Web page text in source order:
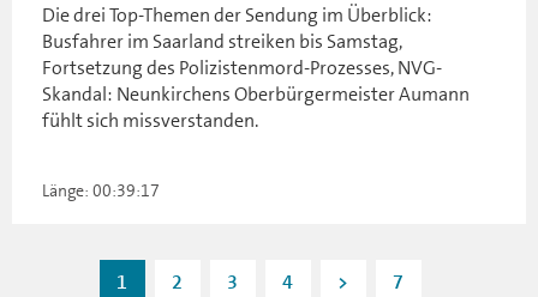
Die drei Top-Themen der Sendung im Überblick:
Busfahrer im Saarland streiken bis Samstag,
Fortsetzung des Polizistenmord-Prozesses, NVG-
Skandal: Neunkirchens Oberbürgermeister Aumann
fühlt sich missverstanden.
Länge: 00:39:17
1 2 3 4 > 7